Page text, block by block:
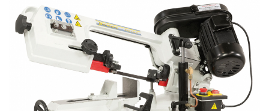
Ferastraie automate cu banda si
doua coloane
Ferastraie metal cu banda si taiere
dubla semiautomate
Ferastraie prelucrare metal cu
banda si taiere dubla
Strunguri pentru metal